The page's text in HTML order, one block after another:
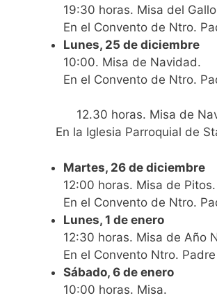
19:30 horas. Misa del
En el Convento de Ntro.
Lunes, 25 de diciembre
10:00. Misa de Navidad.
En el Convento de Ntro.
12.30 horas. Misa de
En la Iglesia Parroquial de
Martes, 26 de diciembre
12:00 horas. Misa de Pitos.
En el Convento de Ntro.
Lunes, 1 de enero
12:30 horas. Misa de Año
En el Convento Ntro.
Sábado, 6 de enero
10:00 horas. Misa.